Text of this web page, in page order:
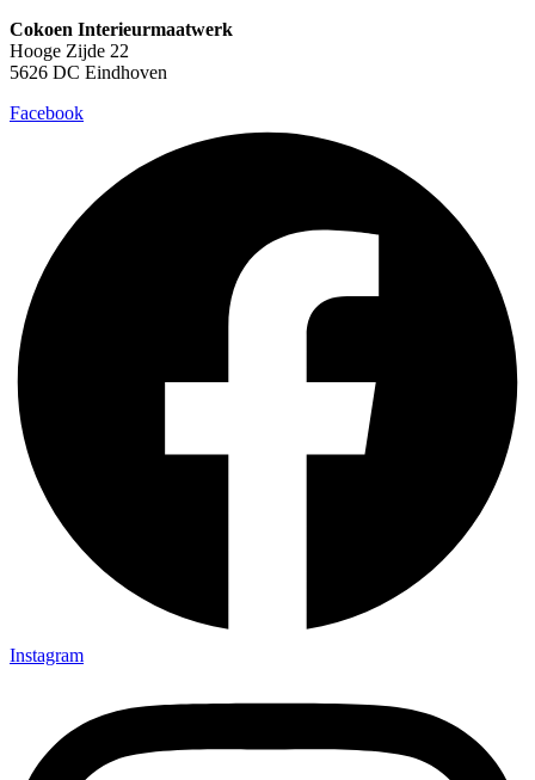
Cokoen Interieurmaatwerk
Hooge Zijde 22
5626 DC Eindhoven
Facebook
Instagram